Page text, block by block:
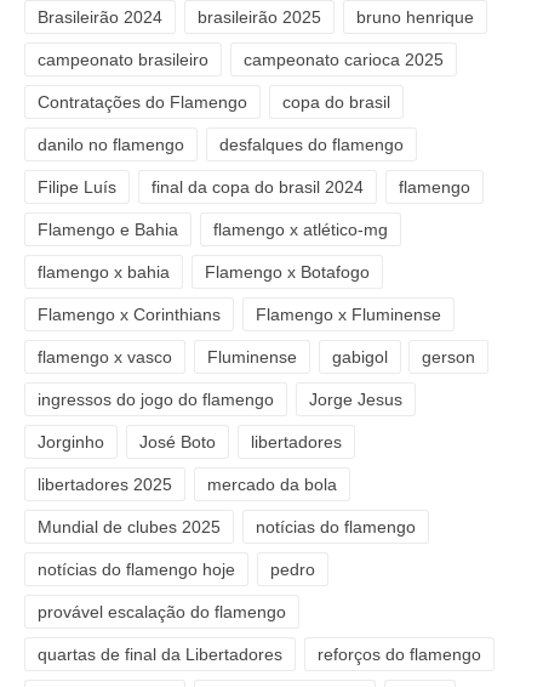
Brasileirão 2024 brasileirão 2025 bruno henrique
campeonato brasileiro campeonato carioca 2025
Contratações do Flamengo copa do brasil
danilo no flamengo desfalques do flamengo
Filipe Luís final da copa do brasil 2024 flamengo
Flamengo e Bahia flamengo x atlético-mg
flamengo x bahia Flamengo x Botafogo
Flamengo x Corinthians Flamengo x Fluminense
flamengo x vasco Fluminense gabigol gerson
ingressos do jogo do flamengo Jorge Jesus
Jorginho José Boto libertadores
libertadores 2025 mercado da bola
Mundial de clubes 2025 notícias do flamengo
notícias do flamengo hoje pedro
provável escalação do flamengo
quartas de final da Libertadores reforços do flamengo